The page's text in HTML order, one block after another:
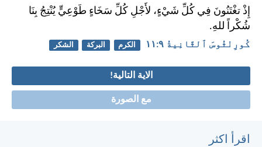
إِذْ تغْتَنُونَ فِي كُلِّ شَيْءٍ، لأَجْلِ كُلِّ سَخَاءٍ طَوْعِيٍّ يُنْتِجُ بِنَا
شُكْراً للهِ.
كُورِنْثُوسَ ٱلثَّانِيةُ ٩:‏١١ الكرم البركة الشكر
الاية التالية!
مع الصورة
اقرأ اكثر